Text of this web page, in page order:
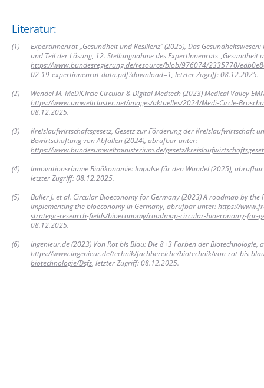
Literatur:
(1)
ExpertInnenrat „Gesundheit und Resilienz“ (2025), Das
und Teil der Lösung, 12. Stellungnahme des ExpertInnenrats „Gesundheit
https://www.bundesregierung.de/resource/blob/976074/2335770/
02-19-expertinnenrat-data.pdf?download=1, letzter Zugriff: 08.12.2025.
(2)
Wendel M. MeDiCircle Circular & Digital Medtech (2023) Medical Valley
https://www.umweltcluster.net/images/aktuelles/2024/Medi-Circle-
08.12.2025.
(3)
Kreislaufwirtschaftsgesetz, Gesetz zur Förderung der Kreislaufwirtschaft
Bewirtschaftung von Abfällen (2024), abrufbar unter:
https://www.bundesumweltministerium.de/gesetz/
(4)
Innovationsräume Bioökonomie: Impulse für den Wandel (2025),
letzter Zugriff: 08.12.2025.
(5)
Buller J. et al. Circular Bioeconomy for Germany (2023) A roadmap by
implementing the bioeconomy in Germany, abrufbar unter:https://
strategic-research-fields/bioeconomy/roadmap-circular-bioeconomy-for-
08.12.2025.
(6)
Ingenieur.de (2023) Von Rot bis Blau: Die 8+3 Farben der Biotechnologie,
https://www.ingenieur.de/technik/fachbereiche/biotechnik/von-rot-bis-
biotechnologie/Dsfs, letzter Zugriff: 08.12.2025.